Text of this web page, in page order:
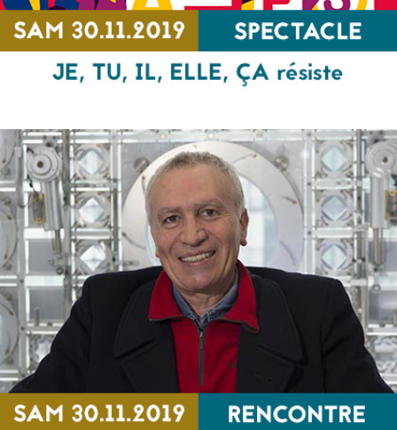
JE, TU, IL, ELLE, ÇA résiste
SPECTACLE